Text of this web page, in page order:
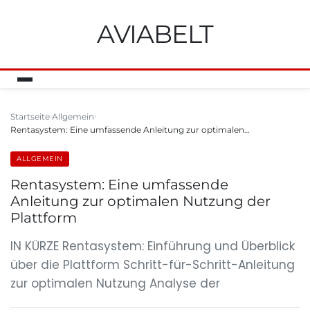
AVIABELT
Startseite Allgemein
Rentasystem: Eine umfassende Anleitung zur optimalen…
ALLGEMEIN
Rentasystem: Eine umfassende
Anleitung zur optimalen Nutzung der
Plattform
IN KÜRZE Rentasystem: Einführung und Überblick
über die Plattform Schritt-für-Schritt-Anleitung
zur optimalen Nutzung Analyse der